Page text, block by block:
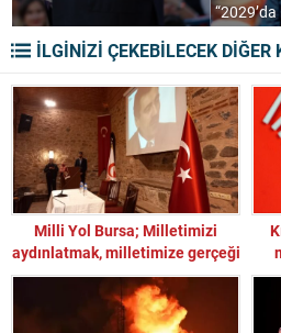
“2029’da Bursa’yı Milli Görüş
İLGİNİZİ ÇEKEBİLECEK DİĞER
Milli Yol Bursa; Milletimizi
aydınlatmak, milletimize gerçeği
söylemek, milletimize hakikati
anlatmak zorundayız